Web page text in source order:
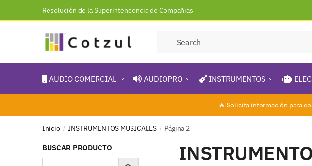
Resolución de la Superintendencia de Compañias
AUDIO COMERCIAL AUDIOPRO INSTRUMENTOS
🔥 Solicita información para
Inicio / INSTRUMENTOS MUSICALES / Página 2
BUSCAR PRODUCTO